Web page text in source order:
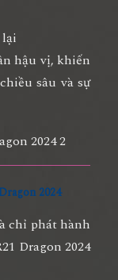
hậu vị, khiến
sâu và sự
2024
chỉ phát hành
Dragon 2024